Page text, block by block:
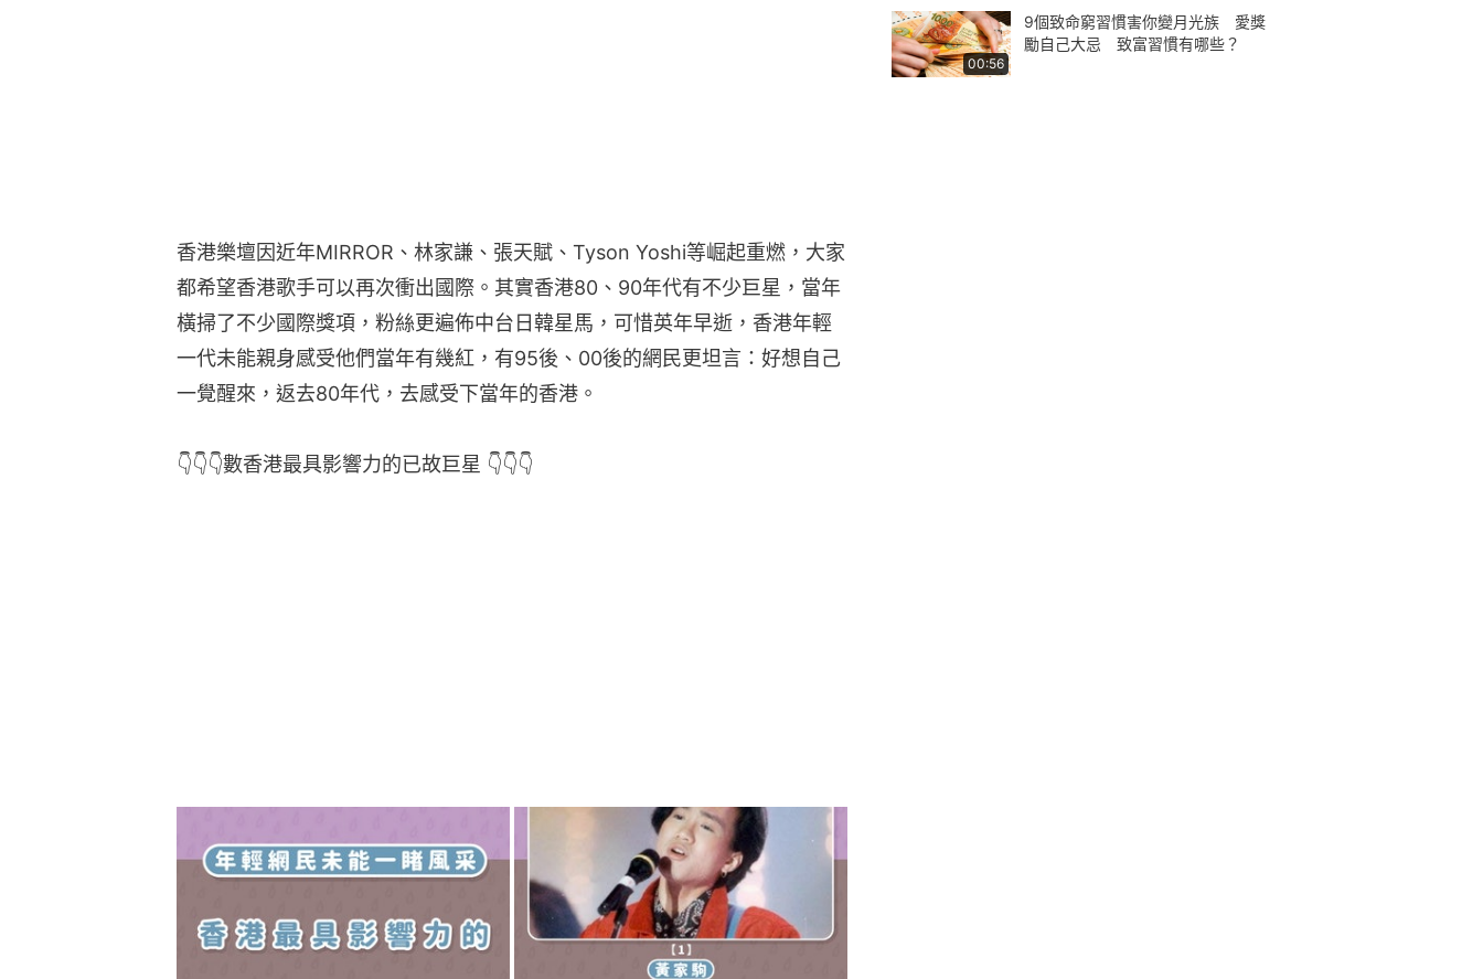
香港樂壇因近年MIRROR、林家謙、張天賦、Tyson Yoshi等崛起重燃，大家
都希望香港歌手可以再次衝出國際。其實香港80、90年代有不少巨星，當年
橫掃了不少國際獎項，粉絲更遍佈中台日韓星馬，可惜英年早逝，香港年輕
一代未能親身感受他們當年有幾紅，有95後、00後的網民更坦言：好想自己
一覺醒來，返去80年代，去感受下當年的香港。
👇👇👇數香港最具影響力的已故巨星 👇👇👇
00:56
9個致命窮習慣害你變月光族 愛獎
勵自己大忌 致富習慣有哪些？